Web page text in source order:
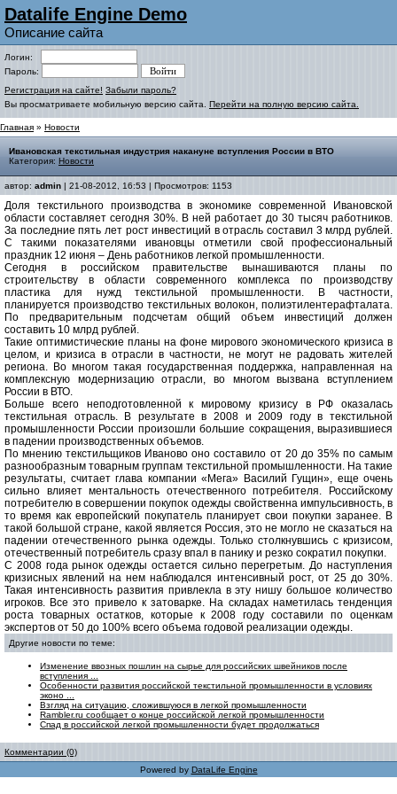
Datalife Engine Demo
Описание сайта
Логин:
Пароль:
Регистрация на сайте! Забыли пароль?
Вы просматриваете мобильную версию сайта. Перейти на полную версию сайта.
Главная » Новости
Ивановская текстильная индустрия накануне вступления России в ВТО
Категория: Новости
автор: admin | 21-08-2012, 16:53 | Просмотров: 1153
Доля текстильного производства в экономике современной Ивановской
области составляет сегодня 30%. В ней работает до 30 тысяч работников.
За последние пять лет рост инвестиций в отрасль составил 3 млрд рублей.
С такими показателями ивановцы отметили свой профессиональный
праздник 12 июня – День работников легкой промышленности.
Сегодня в российском правительстве вынашиваются планы по
строительству в области современного комплекса по производству
пластика для нужд текстильной промышленности. В частности,
планируется производство текстильных волокон, полиэтилентерафталата.
По предварительным подсчетам общий объем инвестиций должен
составить 10 млрд рублей.
Такие оптимистические планы на фоне мирового экономического кризиса в
целом, и кризиса в отрасли в частности, не могут не радовать жителей
региона. Во многом такая государственная поддержка, направленная на
комплексную модернизацию отрасли, во многом вызвана вступлением
России в ВТО.
Больше всего неподготовленной к мировому кризису в РФ оказалась
текстильная отрасль. В результате в 2008 и 2009 году в текстильной
промышленности России произошли большие сокращения, выразившиеся
в падении производственных объемов.
По мнению текстильщиков Иваново оно составило от 20 до 35% по самым
разнообразным товарным группам текстильной промышленности. На такие
результаты, считает глава компании «Мега» Василий Гущин», еще очень
сильно влияет ментальность отечественного потребителя. Российскому
потребителю в совершении покупок одежды свойственна импульсивность, в
то время как европейский покупатель планирует свои покупки заранее. В
такой большой стране, какой является Россия, это не могло не сказаться на
падении отечественного рынка одежды. Только столкнувшись с кризисом,
отечественный потребитель сразу впал в панику и резко сократил покупки.
С 2008 года рынок одежды остается сильно перегретым. До наступления
кризисных явлений на нем наблюдался интенсивный рост, от 25 до 30%.
Такая интенсивность развития привлекла в эту нишу большое количество
игроков. Все это привело к затоварке. На складах наметилась тенденция
роста товарных остатков, которые к 2008 году составили по оценкам
экспертов от 50 до 100% всего объема годовой реализации одежды.
Другие новости по теме:
Изменение ввозных пошлин на сырье для российских швейников после
вступления ...
Особенности развития российской текстильной промышленности в условиях
эконо ...
Взгляд на ситуацию, сложившуюся в легкой промышленности
Rambler.ru сообщает о конце российской легкой промышленности
Спад в российской легкой промышленности будет продолжаться
Комментарии (0)
Powered by DataLife Engine